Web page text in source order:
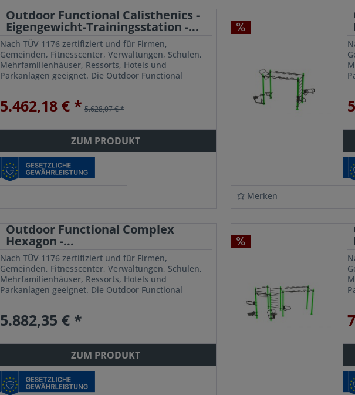
Outdoor Functional Calisthenics -
Eigengewicht-Trainingsstation -...
Nach TÜV 1176 zertifiziert und für Firmen,
Gemeinden, Fitnesscenter, Verwaltungen, Schulen,
Mehrfamilienhäuser, Ressorts, Hotels und
Parkanlagen geeignet. Die Outdoor Functional
5.462,18 € * 5.628,07 € *
ZUM PRODUKT
Merken
Outdoor Functional Complex
Hexagon -...
Nach TÜV 1176 zertifiziert und für Firmen,
Gemeinden, Fitnesscenter, Verwaltungen, Schulen,
Mehrfamilienhäuser, Ressorts, Hotels und
Parkanlagen geeignet. Die Outdoor Functional
5.882,35 € *
ZUM PRODUKT